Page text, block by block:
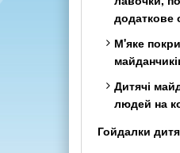
додаткове
М'яке
Дитячі
людей на
Гойдалки